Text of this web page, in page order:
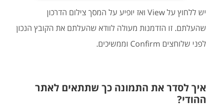
יש ללחוץ על View ואז יופיע על המסך צילום הדרכון
שהעלתם. זו הזדמנות מעולה לוודא שהעלתם את הקובץ הנכון
לפני שלוחצים Confirm וממשיכים.
איך לסדר את התמונה כך שתתאים לאתר
ההודי?